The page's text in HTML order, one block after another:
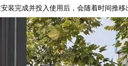
装完成并投入使用后，会随着时间推